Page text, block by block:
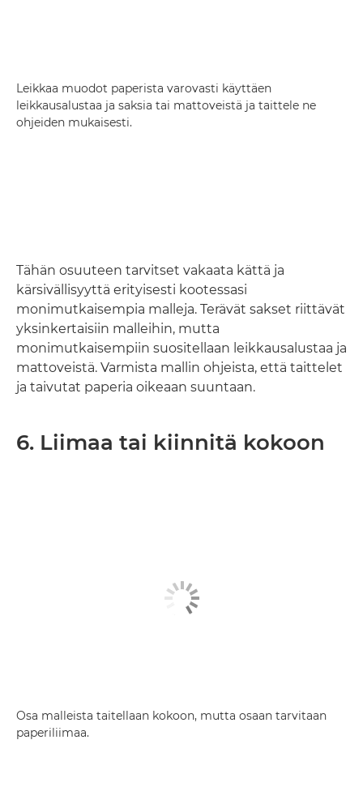
Leikkaa muodot paperista varovasti käyttäen
leikkausalustaa ja saksia tai mattoveistä ja taittele ne
ohjeiden mukaisesti.
Tähän osuuteen tarvitset vakaata kättä ja
kärsivällisyyttä erityisesti kootessasi
monimutkaisempia malleja. Terävät sakset riittävät
yksinkertaisiin malleihin, mutta
monimutkaisempiin suositellaan leikkausalustaa ja
mattoveistä. Varmista mallin ohjeista, että taittelet
ja taivutat paperia oikeaan suuntaan.
6. Liimaa tai kiinnitä kokoon
Osa malleista taitellaan kokoon, mutta osaan tarvitaan
paperiliimaa.